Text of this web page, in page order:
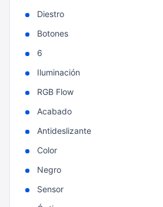
Diestro
Botones
6
Iluminación
RGB Flow
Acabado
Antideslizante
Color
Negro
Sensor